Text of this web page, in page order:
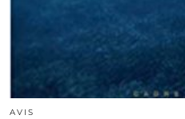
AVIS